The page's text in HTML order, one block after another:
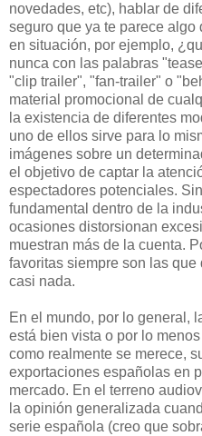
novedades, etc), hablar de
seguro que ya te parece algo
en situación, por ejemplo,
nunca con las palabras
"clip trailer", "fan-trailer" o
material promocional de
la existencia de diferentes
uno de ellos sirve para lo
imágenes sobre un
el objetivo de captar la
espectadores potenciales.
fundamental dentro de la
ocasiones distorsionan
muestran más de la cuenta.
favoritas siempre son las
casi nada.
En el mundo, por lo general,
está bien vista o por lo
como realmente se merece,
exportaciones españolas en
mercado. En el terreno
la opinión generalizada
serie española (creo que